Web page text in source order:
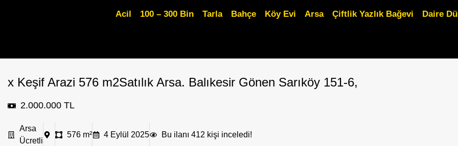
Acil 100 – 300 Bin Tarla Bahçe Köy Evi Arsa Çiftlik Yazlık Bağevi Daire
x Keşif Arazi 576 m2Satılık Arsa. Balıkesir Gönen Sarıköy 151-6,
2.000.000 TL
Arsa
Ücretli
576 m² 4 Eylül 2025 Bu ilanı 412 kişi inceledi!